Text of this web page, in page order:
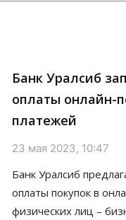
Банк Уралсиб
оплаты онлайн-
платежей
23 мая 2023, 10:47
Банк Уралсиб
оплаты покупок в
физических лиц –